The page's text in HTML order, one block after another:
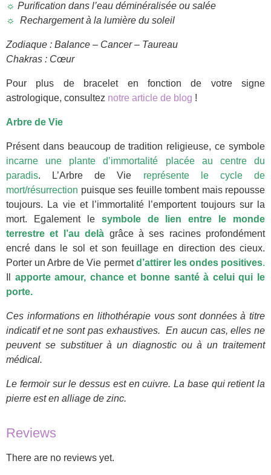
☼ Purification dans l’eau déminéralisée ou salée
☼
Rechargement à la lumière du soleil
Zodiaque : Balance – Cancer – Taureau
Chakras : Cœur
Pour plus de bracelet en fonction de votre signe
astrologique, consultez notre article de blog !
Arbre de Vie
Présent dans beaucoup de tradition religieuse, ce symbole
incarne une plante d’immortalité placée au centre du
paradis. L’Arbre de Vie représente le cycle de
mort/résurrection puisque ses feuille tombent mais repousse
toujours. La vie et l’immortalité l’emportent toujours sur la
mort. Egalement le symbole de lien entre le monde
terrestre et l’au delà grâce à ses racines profondément
encré dans le sol et son feuillage en direction des cieux.
Porter un Arbre de Vie permetd’attirer les ondes positives.
apporte amour, chance et bonne santé à celui qui le
porte.
Ces informations en lithothérapie vous sont données à titre
indicatif et ne sont pas exhaustives. En aucun cas, elles ne
peuvent se substituer à un diagnostic ou à un traitement
médical.
Le fermoir sur le dessus est en cuivre. La base qui retient la
pierre est en alliage de zinc.
Reviews
There are no reviews yet.